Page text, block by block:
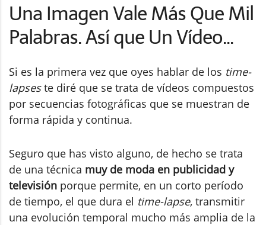
Una Imagen Vale Más Que Mil
Palabras. Así que Un Vídeo...
Si es la primera vez que oyes hablar de los time-
lapseste diré que se trata de vídeos compuestos
por secuencias fotográficas que se muestran de
forma rápida y continua.
Seguro que has visto alguno, de hecho se trata
de una técnica muy de moda en publicidad y
televisión porque permite, en un corto período
de tiempo, el que dura el time-lapse, transmitir
una evolución temporal mucho más amplia de la